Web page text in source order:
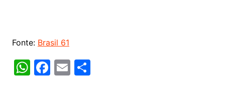
Fonte: Brasil 61
W F E S